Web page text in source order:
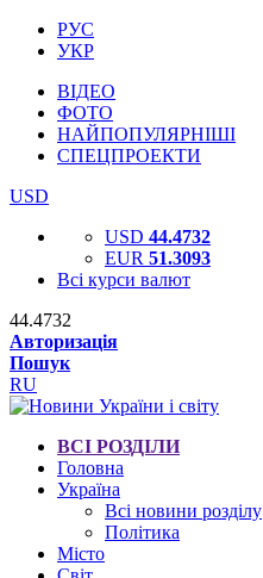
РУС
УКР
ВІДЕО
ФОТО
НАЙПОПУЛЯРНІШІ
СПЕЦПРОЕКТИ
USD
USD 44.4732
EUR 51.3093
Всі курси валют
44.4732
Авторизація
Пошук
RU
ВСІ РОЗДІЛИ
Головна
Україна
Всі новини розділу
Політика
Місто